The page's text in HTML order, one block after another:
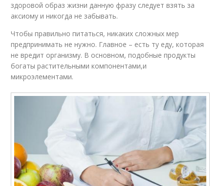
здоровой образ жизни данную фразу следует взять за
аксиому и никогда не забывать.
Чтобы правильно питаться, никаких сложных мер
предпринимать не нужно. Главное – есть ту еду, которая
не вредит организму. В основном, подобные продукты
богаты растительными компонентами,и
микроэлементами.